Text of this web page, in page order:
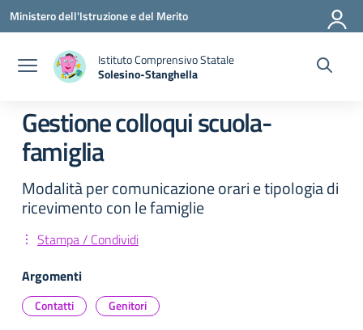
Vai ai contenuti
Vai al menu di navigazione
Vai al footer
Ministero dell'Istruzione e del Merito
Istituto Comprensivo Statale
Solesino-Stanghella
— Visita la pagina iniziale della scuola
Gestione colloqui scuola-
famiglia
Modalità per comunicazione orari e tipologia di
ricevimento con le famiglie
Stampa / Condividi
Argomenti
Contatti Genitori